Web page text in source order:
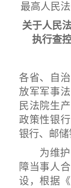
最高人民
关于人民
执行查
各省、自
放军军事
民法院生
政策性银
银行、邮储
为维护
障当事人
设，根据